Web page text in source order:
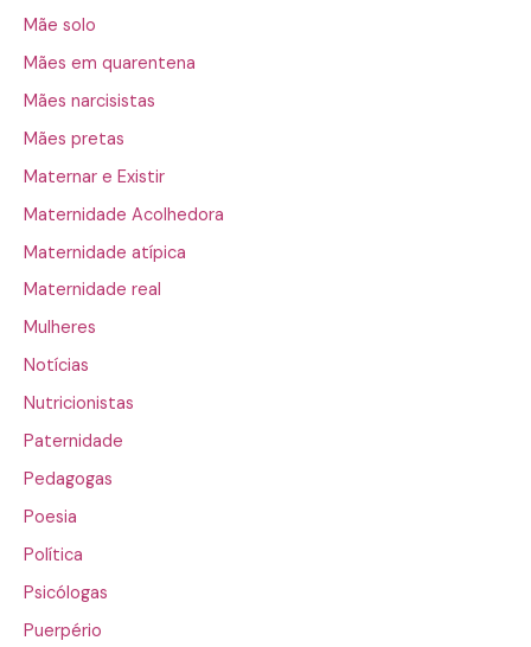
Mãe solo
Mães em quarentena
Mães narcisistas
Mães pretas
Maternar e Existir
Maternidade Acolhedora
Maternidade atípica
Maternidade real
Mulheres
Notícias
Nutricionistas
Paternidade
Pedagogas
Poesia
Política
Psicólogas
Puerpério